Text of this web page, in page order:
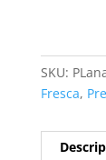
SKU:
Fresca,